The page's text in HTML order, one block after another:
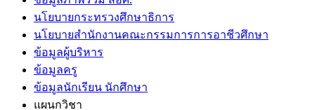
นโยบายกระทรวงศึกษาธิการ
นโยบายสำนักงานคณะกรรมการการอาชีวศึกษา
ข้อมูลผู้บริหาร
ข้อมูลครู
ข้อมูลนักเรียน นักศึกษา
แผนกวิชา